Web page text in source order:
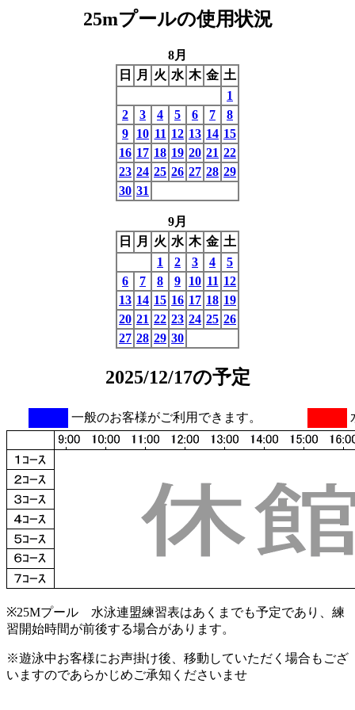
25mプールの使用状況
8月
日
月 火 水 木 金 土
1
2
3 4 5 6 7
8
9
10 11 12 13 14 15
16 17 18 19 20 21 22
23 24 25 26 27 28 29
30 31
9月
日
月 火 水 木 金 土
1
2 3 4
5
6
7 8 9 10 11 12
13 14 15 16 17 18 19
20 21 22 23 24 25 26
27 28 29 30
2025/12/17の予定
一般のお客様がご利用できます。
※25Mプール 水泳連盟練習表はあくまでも予定であり、練
習開始時間が前後する場合があります。
※遊泳中お客様にお声掛け後、移動していただく場合もござ
いますのであらかじめご承知くださいませ